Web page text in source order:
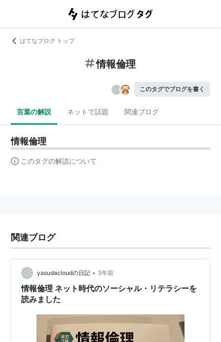
はてなブログ トップ
情報倫理
このタグでブログを書く
言葉の解説 ネットで話題 関連ブログ
情報倫理
このタグの解説について
関連ブログ
yasudacloudの日記 • 3年前
情報倫理 ネット時代のソーシャル・リテラシーを
読みました